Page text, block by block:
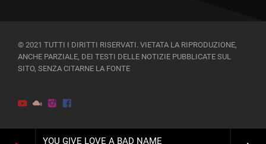
YOU GIVE LOVE A BAD NAME
© 2021 TUTTI I DIRITTI RISERVATI. VIETATA LA RIPRODUZIONE,
ANCHE PARZIALE, DEI TESTI DELLE NOTIZIE PUBBLICATE SUL
SITO, SENZA CITARNE LA FONTE